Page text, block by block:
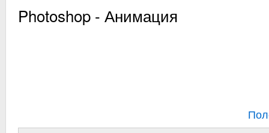
Photoshop - Анимация